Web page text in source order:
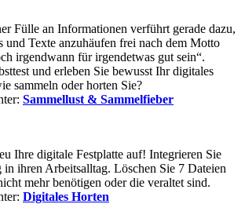
Fülle an Informationen verführt gerade dazu,
Texte anzuhäufen frei nach dem Motto
irgendwann für irgendetwas gut sein“.
und erleben Sie bewusst Ihr digitales
sammeln oder horten Sie?
Sammellust & Sammelfieber
Ihre digitale Festplatte auf! Integrieren Sie
in ihren Arbeitsalltag. Löschen Sie 7 Dateien
mehr benötigen oder die veraltet sind.
Digitales Horten